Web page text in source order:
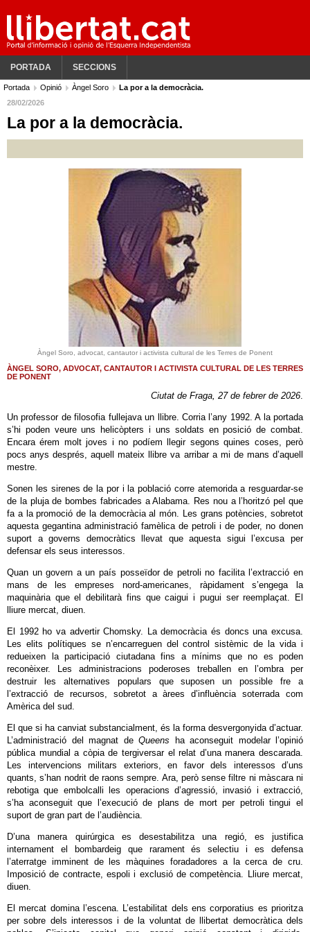
PORTADA SECCIONS
Portada Opinió Àngel Soro
La por a la democràcia.
28/02/2026
La por a la democràcia.
Àngel Soro, advocat, cantautor i activista cultural de les Terres de Ponent
ÀNGEL SORO, ADVOCAT, CANTAUTOR I ACTIVISTA CULTURAL DE LES TERRES
DE PONENT
Ciutat de Fraga, 27 de febrer de 2026.
Un professor de filosofia fullejava un llibre. Corria l’any 1992. A la portada
s’hi poden veure uns helicòpters i uns soldats en posició de combat.
Encara érem molt joves i no podíem llegir segons quines coses, però
pocs anys després, aquell mateix llibre va arribar a mi de mans d’aquell
mestre.
Sonen les sirenes de la por i la població corre atemorida a resguardar-se
de la pluja de bombes fabricades a Alabama. Res nou a l’horitzó pel que
fa a la promoció de la democràcia al món. Les grans potències, sobretot
aquesta gegantina administració famèlica de petroli i de poder, no donen
suport a governs democràtics llevat que aquesta sigui l’excusa per
defensar els seus interessos.
Quan un govern a un país posseïdor de petroli no facilita l’extracció en
mans de les empreses nord-americanes, ràpidament s’engega la
maquinària que el debilitarà fins que caigui i pugui ser reemplaçat. El
lliure mercat, diuen.
El 1992 ho va advertir Chomsky. La democràcia és doncs una excusa.
Les elits polítiques se n’encarreguen del control sistèmic de la vida i
redueixen la participació ciutadana fins a mínims que no es poden
reconèixer. Les administracions poderoses treballen en l’ombra per
destruir les alternatives populars que suposen un possible fre a
l’extracció de recursos, sobretot a àrees d’influència soterrada com
Amèrica del sud.
El que si ha canviat substancialment, és la forma desvergonyida d’actuar.
L’administració del magnat de Queens ha aconseguit modelar l’opinió
pública mundial a còpia de tergiversar el relat d’una manera descarada.
Les intervencions militars exteriors, en favor dels interessos d’uns
quants, s’han nodrit de raons sempre. Ara, però sense filtre ni màscara ni
rebotiga que embolcalli les operacions d’agressió, invasió i extracció,
s’ha aconseguit que l’execució de plans de mort per petroli tingui el
suport de gran part de l’audiència.
D’una manera quirúrgica es desestabilitza una regió, es justifica
internament el bombardeig que rarament és selectiu i es defensa
l’aterratge imminent de les màquines foradadores a la cerca de cru.
Imposició de contracte, espoli i exclusió de competència. Lliure mercat,
diuen.
El mercat domina l’escena. L’estabilitat dels ens corporatius es prioritza
per sobre dels interessos i de la voluntat de llibertat democràtica dels